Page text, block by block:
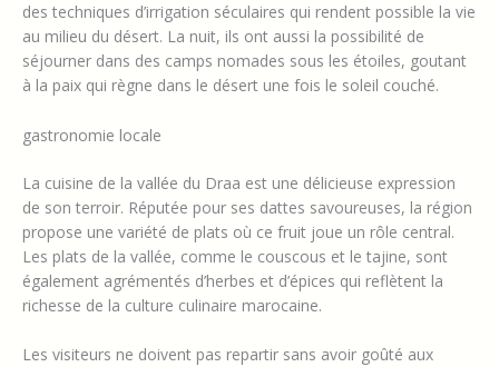
des techniques d’irrigation séculaires qui rendent possible la vie
au milieu du désert. La nuit, ils ont aussi la possibilité de
séjourner dans des camps nomades sous les étoiles, goutant
à la paix qui règne dans le désert une fois le soleil couché.
gastronomie locale
La cuisine de la vallée du Draa est une délicieuse expression
de son terroir. Réputée pour ses dattes savoureuses, la région
propose une variété de plats où ce fruit joue un rôle central.
Les plats de la vallée, comme le couscous et le tajine, sont
également agrémentés d’herbes et d’épices qui reflètent la
richesse de la culture culinaire marocaine.
Les visiteurs ne doivent pas repartir sans avoir goûté aux